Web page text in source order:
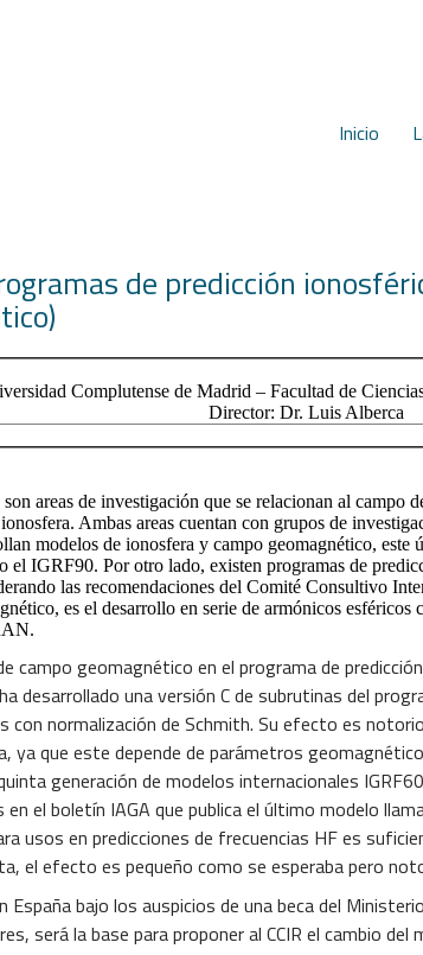
Inicio
de predicción
Complutense de Madrid – Facultad de
Director: Dr. Luis Alberca
areas de investigación que se relacionan al campo
Ambas areas cuentan con grupos de
modelos de ionosfera y campo geomagnético,
el IGRF90. Por otro lado, existen programas de
las recomendaciones del Comité Consultivo
es el desarrollo en serie de armónicos
geomagnético en el programa de
desarrollado una versión C de subrutinas del
normalización de Schmith. Su efecto es
que este depende de parámetros
generación de modelos internacionales
el boletín IAGA que publica el último modelo
usos en predicciones de frecuencias HF es
el efecto es pequeño como se esperaba pero
bajo los auspicios de una beca del
será la base para proponer al CCIR el cambio